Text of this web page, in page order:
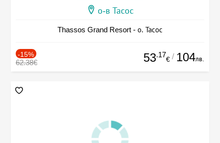
о-в Тасос
Thassos Grand Resort - о. Тасос
-15%
62.38€ 53.17
€ / 104лв.